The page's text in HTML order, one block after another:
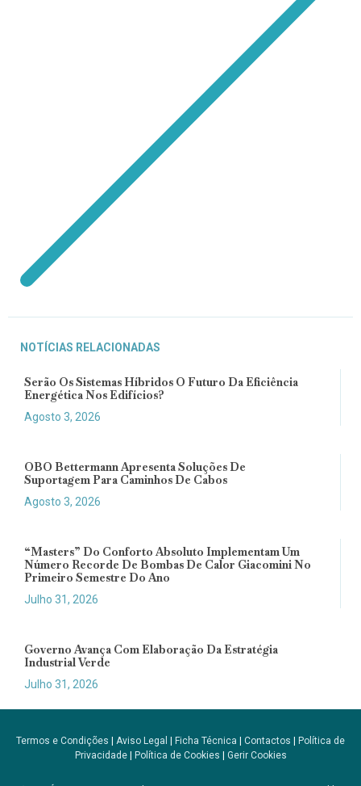
NOTÍCIAS RELACIONADAS
Serão Os Sistemas Híbridos O Futuro Da Eficiência
Energética Nos Edifícios?
Agosto 3, 2026
OBO Bettermann Apresenta Soluções De
Suportagem Para Caminhos De Cabos
Agosto 3, 2026
“Masters” Do Conforto Absoluto Implementam Um
Número Recorde De Bombas De Calor Giacomini No
Primeiro Semestre Do Ano
Julho 31, 2026
Governo Avança Com Elaboração Da Estratégia
Industrial Verde
Julho 31, 2026
Termos e Condições Aviso Legal Ficha Técnica Contactos
Política de
Privacidade| Política de Cookies Gerir Cookies